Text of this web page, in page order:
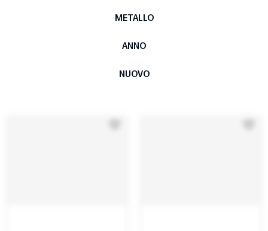
METALLO
ANNO
NUOVO